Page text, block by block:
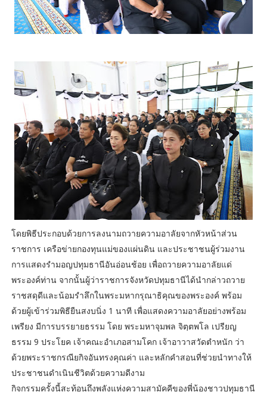
โดยพิธีประกอบด้วยการลงนามถวายความอาลัยจากหัวหน้าส่วน
ราชการ เครือข่ายกองทุนแม่ของแผ่นดิน และประชาชนผู้ร่วมงาน
การแสดงรำมอญปทุมธานีอันอ่อนช้อย เพื่อถวายความอาลัยแด่
พระองค์ท่าน จากนั้นผู้ว่าราชการจังหวัดปทุมธานีได้นำกล่าวถวาย
ราชสดุดีและน้อมรำลึกในพระมหากรุณาธิคุณของพระองค์ พร้อม
ด้วยผู้เข้าร่วมพิธียืนสงบนิ่ง 1 นาที เพื่อแสดงความอาลัยอย่างพร้อม
เพรียง มีการบรรยายธรรม โดย พระมหาจุมพล จิตฺตพโล เปรียญ
ธรรม 9 ประโยค เจ้าคณะอำเภอสามโคก เจ้าอาวาสวัดตำหนัก ว่า
ด้วยพระราชกรณียกิจอันทรงคุณค่า และหลักคำสอนที่ช่วยนำทางให้
ประชาชนดำเนินชีวิตด้วยความดีงาม
กิจกรรมครั้งนี้สะท้อนถึงพลังแห่งความสามัคคีของพี่น้องชาวปทุมธานี